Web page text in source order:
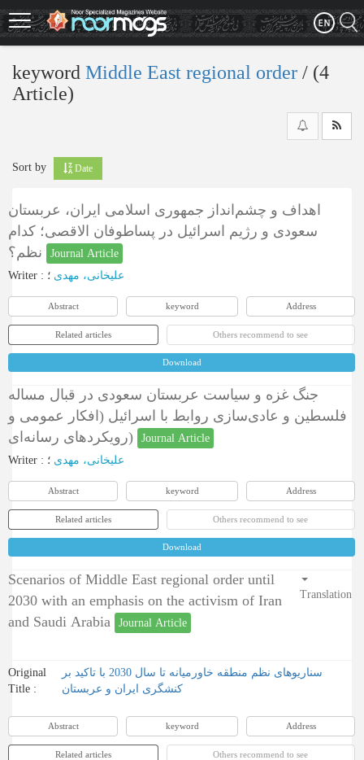
Skip
to
main
keyword Middle East regional order ‎/ (4
Article)
Sort by Date
اهداف و چشم‌انداز جمهوری اسلامی ایران، عربستان
سعودی و رژیم اسرائیل در پساطوفان الاقصی؛ کدام
Journal Article
Writer : علیخانی، مهدی ؛
Abstract keyword Address
Related articles Others recommend to see
Download
جنگ غزه و سیاست عربستان سعودی در قبال مساله
فلسطین و عادی‌سازی روابط با اسرائیل (افکار عمومی و
رویکردهای رسانه‌ای)
Journal Article
Writer : علیخانی، مهدی ؛
Abstract keyword Address
Related articles Others recommend to see
Download
Scenarios of Middle East regional order until
2030 with an emphasis on the activism of Iran
and Saudi Arabia
Journal Article
Translation
Original
Title :
سناریوهای نظم منطقه خاورمیانه تا سال 2030 با تاکید بر
کنشگری ایران و عربستان
Abstract keyword Address
Related articles Others recommend to see